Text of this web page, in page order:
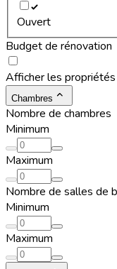
Ouvert
Budget de rénovation
Afficher les
Chambres
Nombre de chambres
Minimum
Maximum
Nombre de salles de
Minimum
Maximum